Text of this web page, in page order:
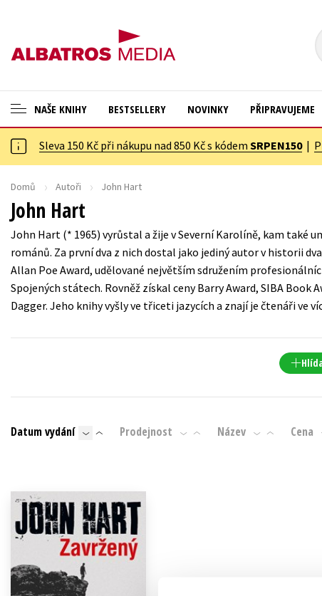
NAŠE KNIHY
ANGLICKÉ KNIHY -20 %
VÝPRODEJ -70 %
KNIHY S DÁRKEM
ASTERIX S DÁRKEM
🎁DÁRKOVÉ PUBLIKACE
✉️ DÁRKOVÉ POUKAZY
Cestování
Digitální fotografie
Esoterika a duchovní svět
Historie a military
Kariéra a osobní rozvoj
Komiks
BESTSELLERY NOVINKY PŘIPRAVUJEME
Sleva 150 Kč při nákupu nad 850 Kč s kódem SRPEN150|
Domů Autoři John Hart
John Hart
John Hart (* 1965) vyrůstal a žije v Severní Karolíně, kam také
románů. Za první dva z nich dostal jako jediný autor v historii
Allan Poe Award, udělované největším sdružením
Spojených státech. Rovněž získal ceny Barry Award, SIBA Book
Dagger. Jeho knihy vyšly ve třiceti jazycích a znají je čtenáři ve
Datum vydání Prodejnost Název Cena